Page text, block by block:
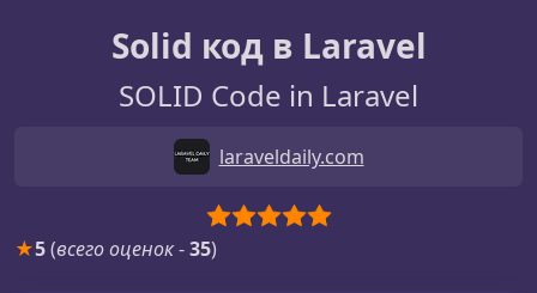
Solid код в Laravel
SOLID Code in Laravel
laraveldaily.com
★5(всего оценок-35)